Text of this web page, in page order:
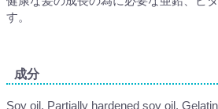
す。
成分
Soy oil, Partially hardened soy oil,